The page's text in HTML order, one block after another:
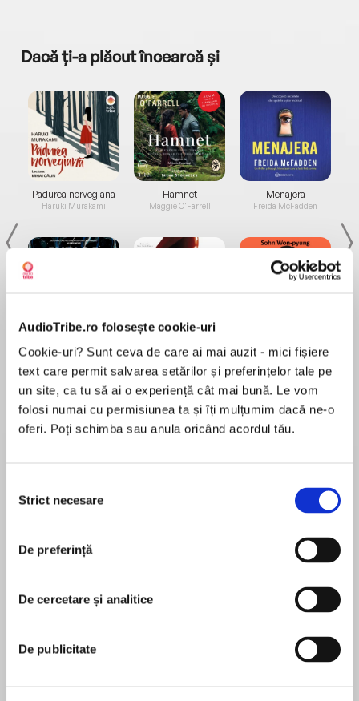
AudioTribe.ro folosește cookie-uri
Cookie-uri? Sunt ceva de care ai mai auzit - mici fișiere
text care permit salvarea setărilor și preferințelor tale pe
un site, ca tu să ai o experiență cât mai bună. Le vom
folosi numai cu permisiunea ta și îți mulțumim dacă ne-o
oferi. Poți schimba sau anula oricând acordul tău.
consimțământului
Strict necesare
De preferință
De cercetare și analitice
De publicitate
Dacă ți-a plăcut încearcă și
Pădurea norvegiană
Haruki Murakami
de...
Dani Francis
Hamnet
Maggie O'Farrell
la...
Lauren Weisberger
Menajera
Freida McFadden
Sohn Won-pyung
urmărește și-n somn." Mircea Cărtărescu
plictisește faptul de a purta discuții (chiar dacă
vizite, iar bucuriile și suferințele rudelor mele mă
plictisesc până-n adâncul sufletului. Când fac
importanță, din seriozitate și din autenticitate.
Spaima de a avea o relație, teama că mă voi
În acest moment nu există recenzii
pentru această carte